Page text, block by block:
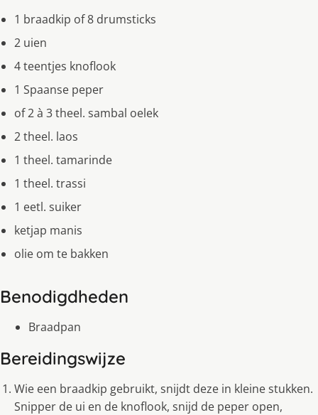
1 braadkip of 8 drumsticks
2 uien
4 teentjes knoflook
1 Spaanse peper
of 2 à 3 theel. sambal oelek
2 theel. laos
1 theel. tamarinde
1 theel. trassi
1 eetl. suiker
ketjap manis
olie om te bakken
Benodigdheden
Braadpan
Bereidingswijze
Wie een braadkip gebruikt, snijdt deze in kleine stukken.
Snipper de ui en de knoflook, snijd de peper open,